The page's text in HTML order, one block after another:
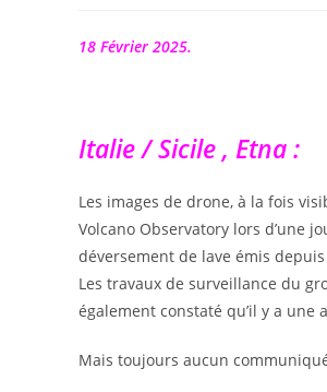
publication :
18 Février 2025.
Italie / Sicile , Etna :
Les images de drone, à la fois
Volcano Observatory lors d’une
déversement de lave émis
Les travaux de surveillance du
également constaté qu’il y a une
Mais toujours aucun